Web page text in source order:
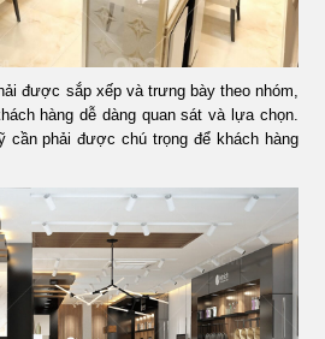
được sắp xếp và trưng bày theo nhóm,
hàng dễ dàng quan sát và lựa chọn.
cần phải được chú trọng để khách hàng